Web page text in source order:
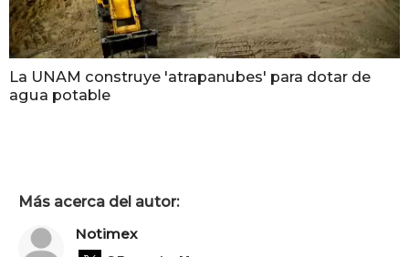
La UNAM construye 'atrapanubes' para dotar de
agua potable
Más acerca del autor:
Notimex